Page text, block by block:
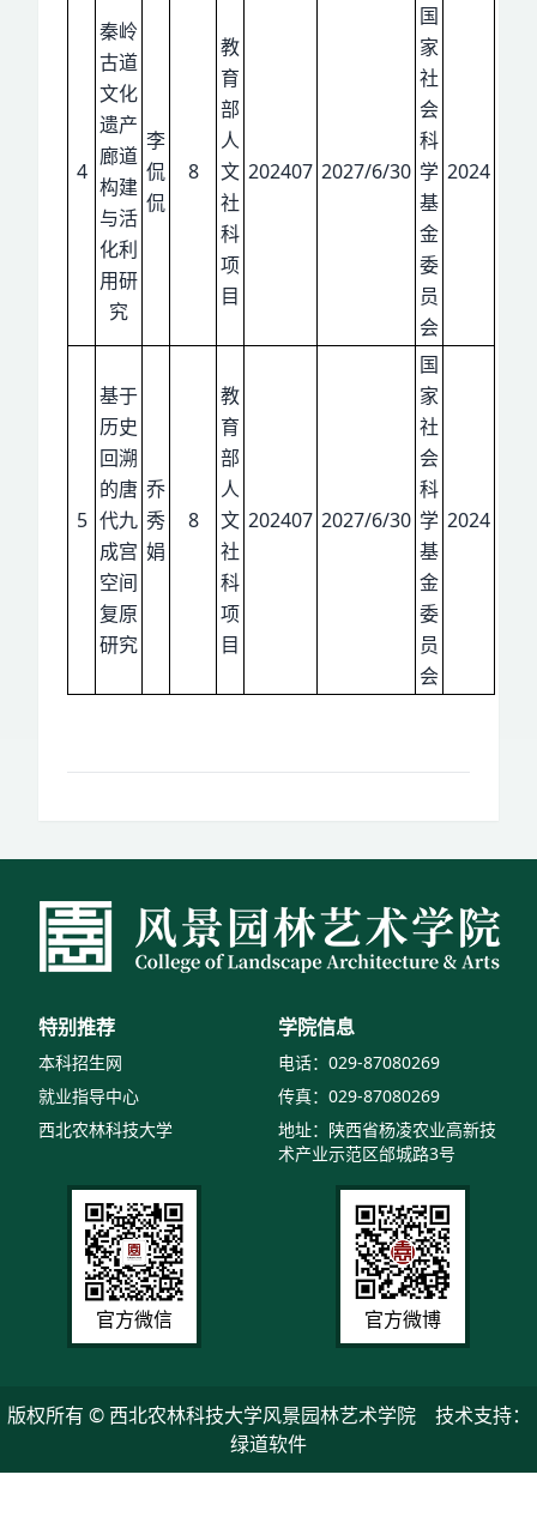
4
秦岭
古道
文化
遗产
廊道
构建
与活
化利
用研
究
李
侃
侃
8
教
育
部
人
文
社
科
项
目
202407 2027/6/30
国
家
社
会
科
学
基
金
委
员
会
2024
5
基于
历史
回溯
的唐
代九
成宫
空间
复原
研究
乔
秀
娟
8
教
育
部
人
文
社
科
项
目
202407 2027/6/30
国
家
社
会
科
学
基
金
委
员
会
2024
特别推荐
本科招生网
就业指导中心
西北农林科技大学
学院信息
电话：029-87080269
传真：029-87080269
地址：陕西省杨凌农业高新技
术产业示范区邰城路3号
官方微信 官方微博
版权所有 © 西北农林科技大学风景园林艺术学院 技术支持：
绿道软件